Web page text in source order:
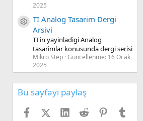
2025
Kaynak ikon/amblem
TI Analog Tasarim Dergi
Arsivi
TI'in yayinladigi Analog
tasarimlar konusunda dergi serisi
Mikro Step Güncellenme: 16 Ocak
2025
Bu sayfayı paylaş
FacebookX (Twitter)
LinkedIn
Reddit Pinterest